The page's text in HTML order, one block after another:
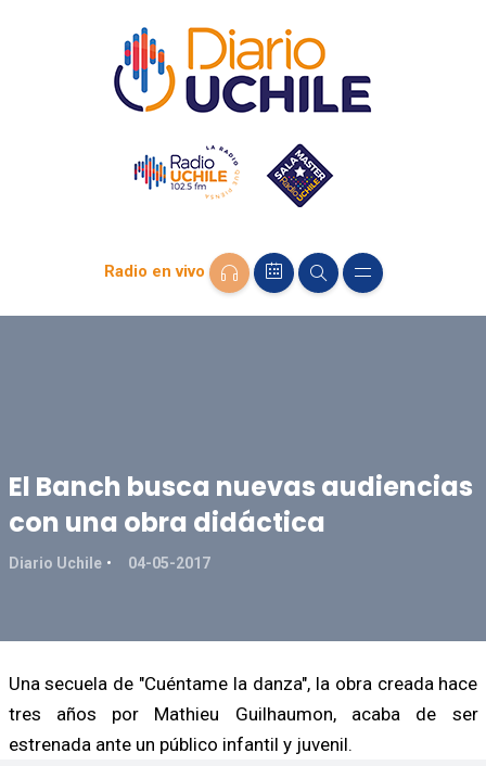
Radio en vivo
El Banch busca nuevas audiencias
con una obra didáctica
Diario Uchile 04-05-2017
Una secuela de "Cuéntame la danza", la obra creada hace
tres años por Mathieu Guilhaumon, acaba de ser
estrenada ante un público infantil y juvenil.